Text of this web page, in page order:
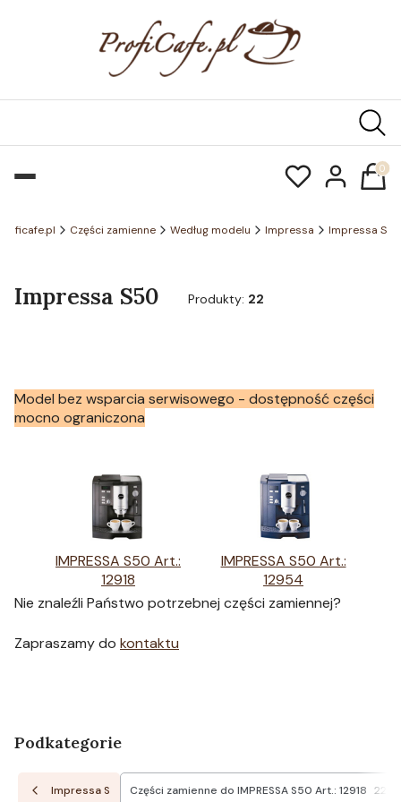
Części zamienne Według modelu Impressa Impressa S
Impressa S50 Produkty: 22
Model bez wsparcia serwisowego - dostępność części
mocno ograniczona
IMPRESSA S50 Art.:
12918
IMPRESSA S50 Art.:
12954
Nie znaleźli Państwo potrzebnej części zamiennej?
Zapraszamy do kontaktu
Podkategorie
Impressa S Części zamienne do IMPRESSA S50 Art.: 12918 22